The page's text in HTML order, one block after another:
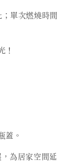
單次燃燒時間
！
蓋。
為居家空間延